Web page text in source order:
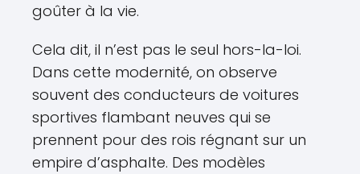
goûter à la vie.
Cela dit, il n’est pas le seul hors-la-loi.
Dans cette modernité, on observe
souvent des conducteurs de voitures
sportives flambant neuves qui se
prennent pour des rois régnant sur un
empire d’asphalte. Des modèles